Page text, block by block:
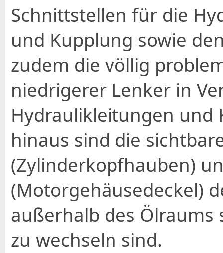
Schnittstellen für die
und Kupplung sowie
zudem die völlig
niedrigerer Lenker in
Hydraulikleitungen und
hinaus sind die
(Zylinderkopfhauben)
(Motorgehäusedeckel)
außerhalb des
zu wechseln sind.